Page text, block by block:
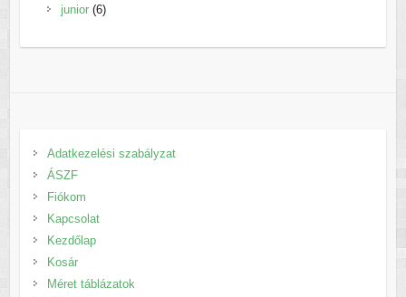
junior 66
Adatkezelési szabályzat
ÁSZF
Fiókom
Kapcsolat
Kezdőlap
Kosár
Méret táblázatok